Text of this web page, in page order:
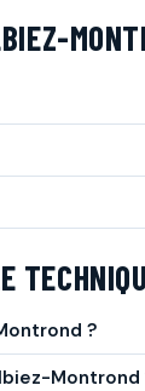
?
Montrond